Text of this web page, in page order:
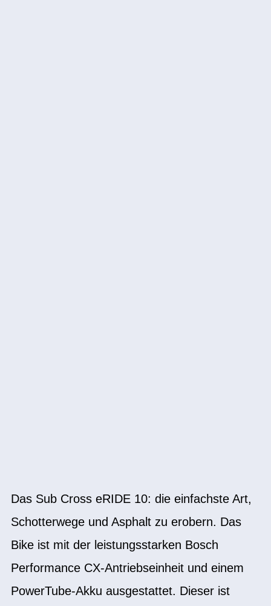
Das Sub Cross eRIDE 10: die einfachste Art,
Schotterwege und Asphalt zu erobern. Das
Bike ist mit der leistungsstarken Bosch
Performance CX-Antriebseinheit und einem
PowerTube-Akku ausgestattet. Dieser ist